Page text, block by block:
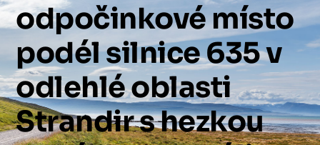
odpočinkovémísto
podélsilnice635v
odlehléoblasti
Strandirshezkou